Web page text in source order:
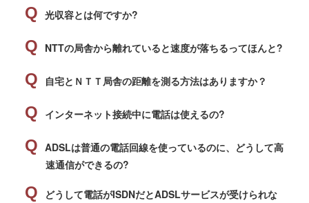
光収容とは何ですか?
NTTの局舎から離れていると速度が落ちるってほんと?
自宅とＮＴＴ局舎の距離を測る方法はありますか？
インターネット接続中に電話は使えるの?
ADSLは普通の電話回線を使っているのに、どうして高
速通信ができるの?
どうして電話がISDNだとADSLサービスが受けられな